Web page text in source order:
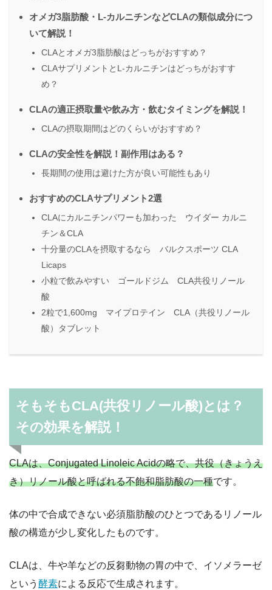
オメガ3脂肪酸・L-カルニチンなどCLAの類似成分につ
いて解説！
CLAとオメガ3脂肪酸はどっちがおすすめ？
CLAサプリメントとL-カルニチンはどっちがおすす
め？
CLAの適正摂取量や飲み方・飲むタイミングを解説！
CLAの摂取期間はどのくらいがおすすめ？
CLAの安全性を解説！副作用はある？
長期間の使用は避けた方が良い可能性もあり
おすすめのCLAサプリメント2選
CLAにカルニチンパワーも加わった ウイダー カルニ
チン＆CLA
十分量のCLAを摂取するなら バルクスポーツ CLA
Licaps
小粒で飲みやすい ゴールドジム CLA共役リノール
酸
2粒で1,600mg マイプロテイン CLA（共役リノール
酸）タブレット
そもそもCLA(共役リノール酸)とは？
その効果を解説！
CLAは、Conjugated Linoleic Acidの略で、共役（きょうえ
き）リノール酸と呼ばれる不飽和脂肪酸の一種です。
体の中で合成できない必須脂肪酸のひとつであるリノール
酸の構造が少し変化したものです。
CLAは、牛や羊などの反芻動物の胃の中で、イソメラーゼ
という 酵素による反応で生成されます。